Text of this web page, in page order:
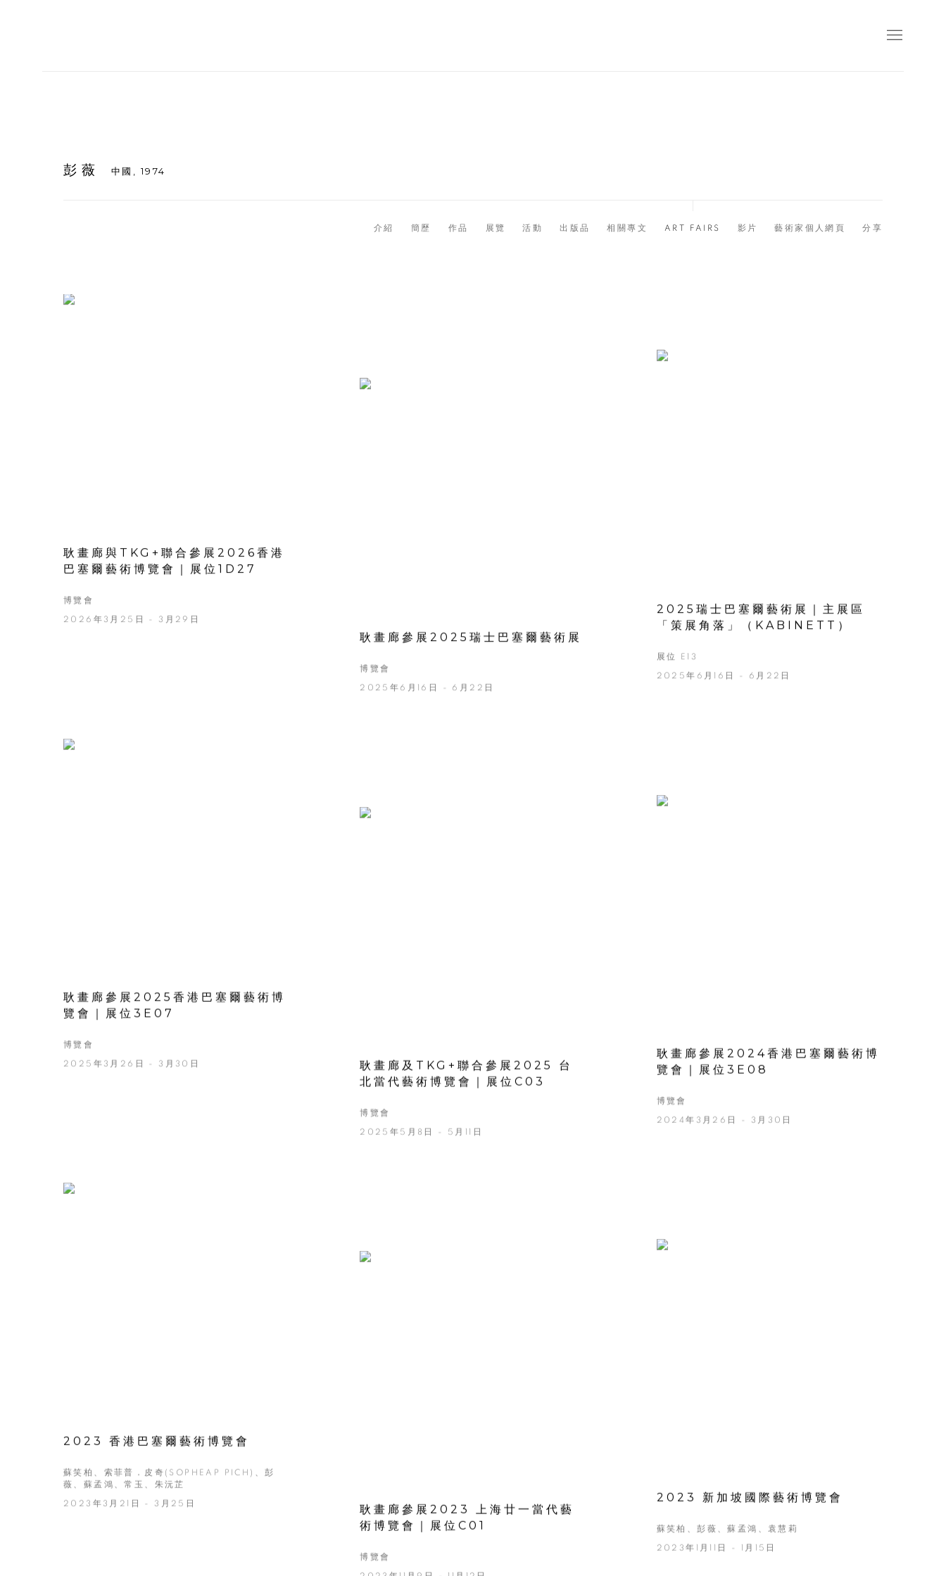
彭薇 中國, 1974
介紹 簡歷 作品 展覽 活動 出版品 相關專文 ART FAIRS 影片 藝術家個人網頁 分享
耿畫廊與TKG+聯合參展2026香港
巴塞爾藝術博覽會｜展位1D27
博覽會
2026年3月25日 - 3月29日
耿畫廊參展2025香港巴塞爾藝術博
覽會｜展位3E07
博覽會
2025年3月26日 - 3月30日
2023 香港巴塞爾藝術博覽會
蘇笑柏、索菲普．皮奇(SOPHEAP PICH)、彭
薇、蘇孟鴻、常玉、朱沅芷
2023年3月21日 - 3月25日
耿畫廊參展2025瑞士巴塞爾藝術展
博覽會
2025年6月16日 - 6月22日
耿畫廊及TKG+聯合參展2025 台
北當代藝術博覽會｜展位C03
博覽會
2025年5月8日 - 5月11日
耿畫廊參展2023 上海廿一當代藝
術博覽會｜展位C01
博覽會
2025瑞士巴塞爾藝術展｜主展區
「策展角落」（KABINETT）
展位 E13
2025年6月16日 - 6月22日
耿畫廊參展2024香港巴塞爾藝術博
覽會｜展位3E08
博覽會
2024年3月26日 - 3月30日
2023 新加坡國際藝術博覽會
蘇笑柏、彭薇、蘇孟鴻、袁慧莉
2023年1月11日 - 1月15日